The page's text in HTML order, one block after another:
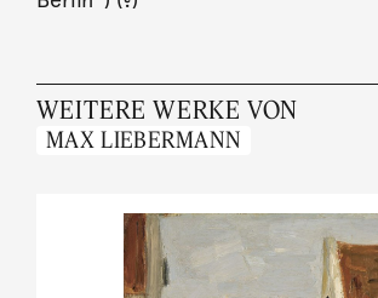
WEITERE WERKE VON
MAX LIEBERMANN